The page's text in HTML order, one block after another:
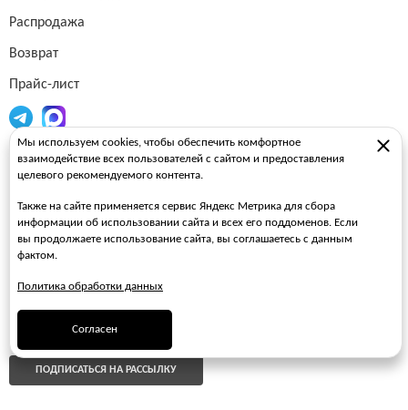
Распродажа
Возврат
Прайс-лист
Огнетушители
Пожарные стволы
Пожарные шкафы
FAQ
ПОДПИСАТЬСЯ НА РАССЫЛКУ
Мы используем cookies, чтобы обеспечить комфортное
взаимодействие всех пользователей с сайтом и предоставления
целевого рекомендуемого контента.
Также на сайте применяется сервис Яндекс Метрика для сбора
информации об использовании сайта и всех его поддоменов. Если
вы продолжаете использование сайта, вы соглашаетесь с данным
фактом.
Политика обработки данных
Согласен